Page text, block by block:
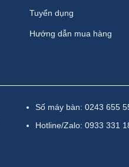
Tuyển dụng
Hướng dẫn mua hàng
Số máy bàn: 0243 655
Hotline/Zalo: 0933 331